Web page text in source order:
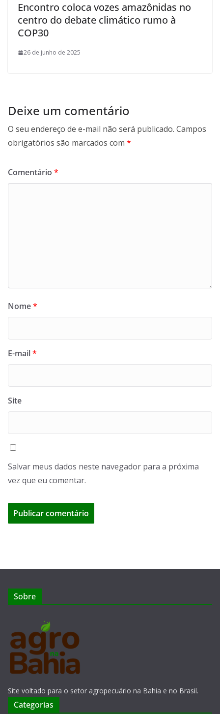
Encontro coloca vozes amazônidas no
centro do debate climático rumo à
COP30
26 de junho de 2025
Deixe um comentário
O seu endereço de e-mail não será publicado. Campos
obrigatórios são marcados com *
Comentário *
Nome*
E-mail*
Site
Salvar meus dados neste navegador para a próxima
vez que eu comentar.
Sobre
Site voltado para o setor agropecuário na Bahia e no Brasil.
Categorias